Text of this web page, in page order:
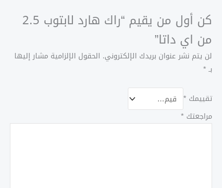
كن أول من يقيم “راك هارد لابتوب 2.5
من اي داتا”
لن يتم نشر عنوان بريدك الإلكتروني. الحقول الإلزامية مشار إليها
بـ*
تقييمك *
مراجعتك *